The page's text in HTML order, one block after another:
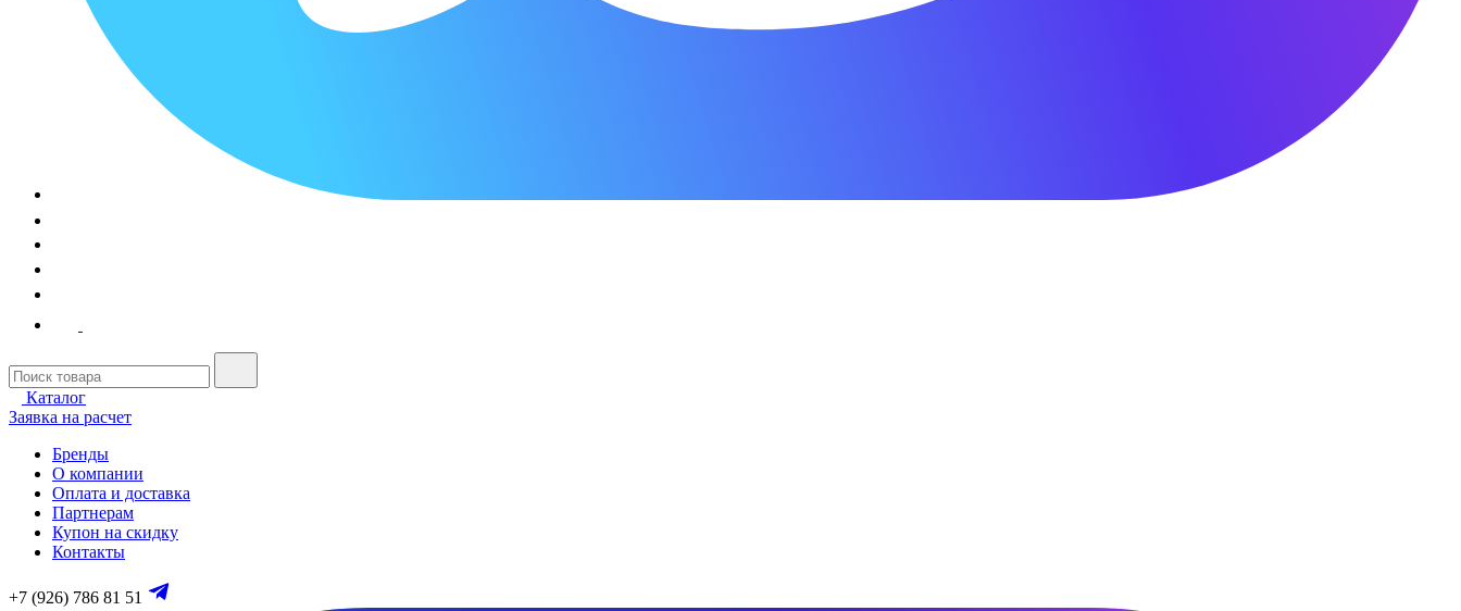
Каталог
Заявка на расчет
Бренды
О компании
Оплата и доставка
Партнерам
Купон на скидку
Контакты
+7 (926) 786 81 51